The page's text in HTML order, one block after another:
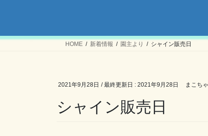
HOME 新着情報 園主より シャイン販売日
2021年9月28日 / 最終更新日 : 2021年9月28日 まこち
シャイン販売日